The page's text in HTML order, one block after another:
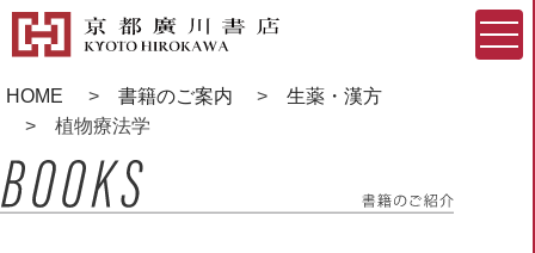
HOME 書籍のご案内
生薬・漢方
植物療法学